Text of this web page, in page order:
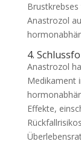
Anastrozol
4.
Anastrozol
Medikament
Effekte,